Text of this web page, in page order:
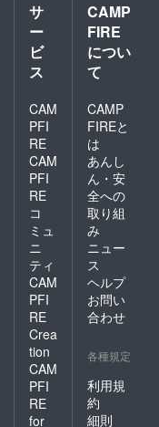
サ
ー
ビ
ス
CAM
PFI
RE
CAM
PFI
RE
コ
ミュ
ニ
ティ
CAM
PFI
RE
Crea
tion
CAM
PFI
RE
for
CAMP
FIRE
につい
て
CAMP
FIREと
は
あんし
ん・安
全への
取り組
み
ニュー
ス
ヘルプ
お問い
合わせ
各種規定
利用規
約
細則